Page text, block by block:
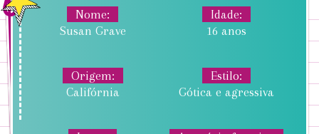
Nome
Susan Grave
Idade
16 anos
Origem
Califórnia
Estilo
Gótica e agressiva